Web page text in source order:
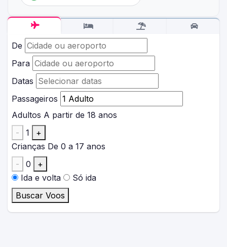
De
Para
Datas
Passageiros
Adultos A partir de 18 anos
-
1
+
Crianças De 0 a 17 anos
-
0
+
Ida e volta
Só ida
Buscar Voos